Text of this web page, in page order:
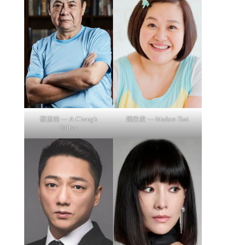
蔡振南 — A-Cheng's
Father
鍾欣凌 — Madam Tsai